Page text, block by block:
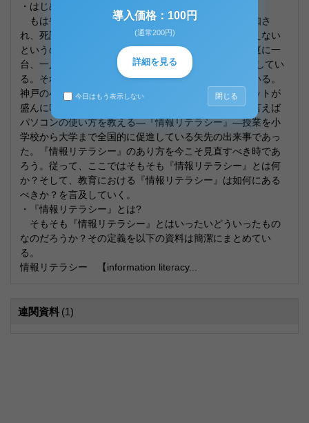
・はじめに
もはや「情報化社会」という言葉が当然のものと認知さ
れ、死語とさえなりつつある現在、コンピュータを使えない
というのは確実に致命的なものとなってきている。家庭に一
台、一人に一台のPCが普及し、情報がますます高速化してい
る。それと共に、ネットを巡る犯罪、事件は急増している。
神戸の小学６年生女子の殺人事件をきっかけにネチケットが
盛んに叫ばれるようになってきた。この事件に関して言えば
パソコンの使い方を教える―『情報リテラシー』―授業を小
学校から大学まで全国的に促進している矢先の出来事であっ
た。『情報リテラシー』のあり方を今こそ見直すべき時であ
ろう。従って、ここではそもそも『情報リテラシー』とは何
か？そして、教育における『情報リテラシー』は如何にある
べきか？を言及していく。
・『情報リテラシー』とは?
そもそも『情報リテラシー』とはいったいどういったもの
なのだろうか？その定義を以下の資料は簡潔にまとめてい
る。
情報リテラシー 【information literacy...
連関資料 (1)
導入価格：100円
(通常200円)
詳細を見る
今日はもう表示しない 閉じる